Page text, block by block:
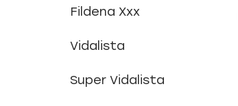
Fildena Xxx
Vidalista
Super Vidalista